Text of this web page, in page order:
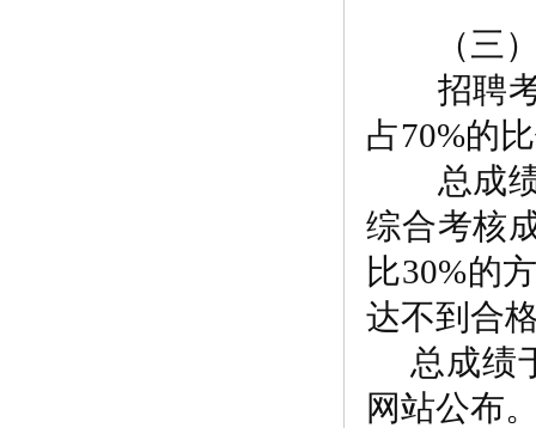
（三）
招聘考
占70%的
总成绩
综合考核
比30%的
达不到合
总成绩
网站公布